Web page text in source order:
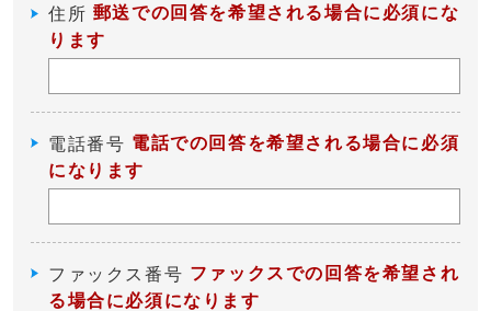
住所 郵送での回答を希望される場合に必須にな
ります
電話番号 電話での回答を希望される場合に必須
になります
ファックス番号 ファックスでの回答を希望され
る場合に必須になります